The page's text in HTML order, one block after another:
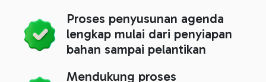
Proses penyusunan agenda
lengkap mulai dari penyiapan
bahan sampai pelantikan
Mendukung proses